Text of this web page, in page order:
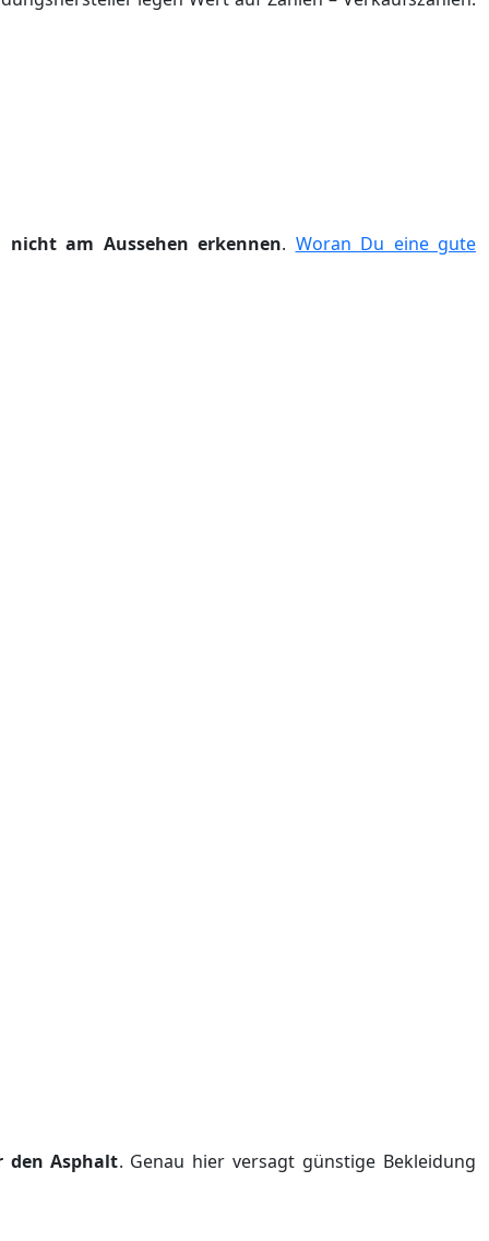
nicht am Aussehen erkennen. Woran Du eine gute
den Asphalt. Genau hier versagt günstige Bekleidung